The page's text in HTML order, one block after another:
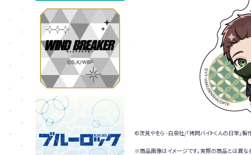
©次見やをら･白泉社/「拷問バイトくんの日常」製
※商品画像はイメージです。実際の商品とは異な